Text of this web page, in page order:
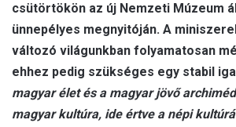
csütörtökön az új Nemzeti Múzeum
ünnepélyes megnyitóján. A
változó világunkban folyamatosan
ehhez pedig szükséges egy stabil
magyar élet és a magyar jövő
magyar kultúra, ide értve a népi